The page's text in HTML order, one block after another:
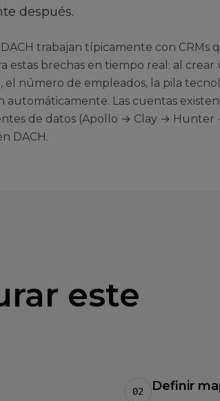
después.
trabajan típicamente con CRMs
estas brechas en tiempo real: al crear
el número de empleados, la pila
Las cuentas
de datos (Apollo → Clay → Hunter
DACH.
este
02 Definir